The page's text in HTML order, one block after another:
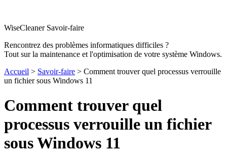
WiseCleaner Savoir-faire
Rencontrez des problèmes informatiques difficiles ?
Tout sur la maintenance et l'optimisation de votre système Windows.
Accueil > Savoir-faire > Comment trouver quel processus verrouille
un fichier sous Windows 11
Comment trouver quel
processus verrouille un fichier
sous Windows 11